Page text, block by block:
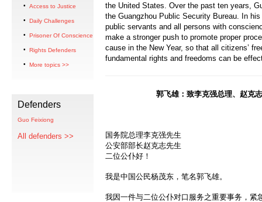
Access to Justice
Daily Challenges
Prisoner Of Conscience
Rights Defenders
More topics >>
Defenders
Guo Feixiong
All defenders >>
the United States. Over the past ten years,
the Guangzhou Public Security Bureau. In
public servants and all persons with
make a stronger push to promote proper
cause in the New Year, so that all citizens’
fundamental rights and freedoms can be
郭飞雄：致李克强总理、赵克
国务院总理李克强先生
公安部部长赵克志先生
二位公仆好！
我是中国公民杨茂东，笔名郭飞雄。
我因一件与二位公仆对口服务之重要事务，紧